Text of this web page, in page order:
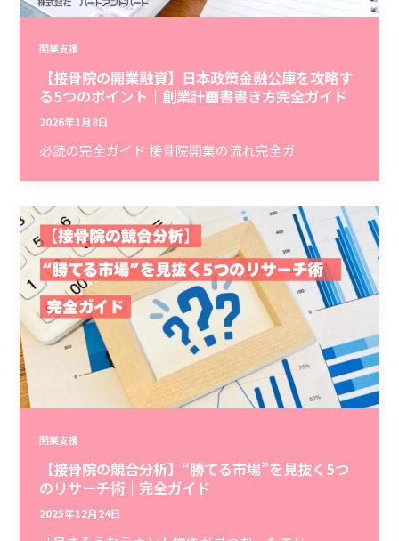
開業支援
【接骨院の開業融資】日本政策金融公庫を攻略す
る5つのポイント｜創業計画書書き方完全ガイド
2026年1月8日
必読の完全ガイド 接骨院開業の流れ完全ガ
開業支援
【接骨院の競合分析】“勝てる市場”を見抜く5つ
のリサーチ術｜完全ガイド
2025年12月24日